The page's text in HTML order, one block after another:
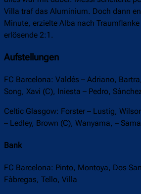
Villa traf das Aluminium. Doch dann
Minute, erzielte Alba nach
erlösende 2:1.
Aufstellungen
FC Barcelona: Valdés – Adriano,
Song, Xavi (C), Iniesta – Pedro,
Celtic Glasgow: Forster – Lustig,
– Ledley, Brown (C), Wanyama, –
Bank
FC Barcelona: Pinto, Montoya, Dos
Fàbregas, Tello, Villa